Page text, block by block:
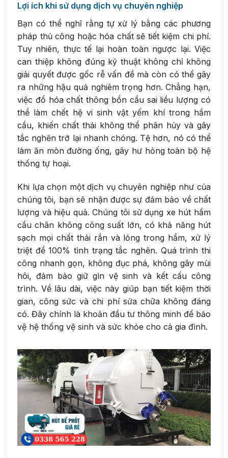
Lợi ích khi sử dụng dịch vụ chuyên nghiệp
Bạn có thể nghĩ rằng tự xử lý bằng các phương
pháp thủ công hoặc hóa chất sẽ tiết kiệm chi phí.
Tuy nhiên, thực tế lại hoàn toàn ngược lại. Việc
can thiệp không đúng kỹ thuật không chỉ không
giải quyết được gốc rễ vấn đề mà còn có thể gây
ra những hậu quả nghiêm trọng hơn. Chẳng hạn,
việc đổ hóa chất thông bồn cầu sai liều lượng có
thể làm chết hệ vi sinh vật yếm khí trong hầm
cầu, khiến chất thải không thể phân hủy và gây
tắc nghẽn trở lại nhanh chóng. Tệ hơn, nó có thể
làm ăn mòn đường ống, gây hư hỏng toàn bộ hệ
thống tự hoại.
Khi lựa chọn một dịch vụ chuyên nghiệp như của
chúng tôi, bạn sẽ nhận được sự đảm bảo về chất
lượng và hiệu quả. Chúng tôi sử dụng xe hút hầm
cầu chân không công suất lớn, có khả năng hút
sạch mọi chất thải rắn và lỏng trong hầm, xử lý
triệt để 100% tình trạng tắc nghẽn. Quá trình thi
công nhanh gọn, không đục phá, không gây mùi
hôi, đảm bảo giữ gìn vệ sinh và kết cấu công
trình. Về lâu dài, việc này giúp bạn tiết kiệm thời
gian, công sức và chi phí sửa chữa không đáng
có. Đây chính là khoản đầu tư thông minh để bảo
vệ hệ thống vệ sinh và sức khỏe cho cả gia đình.